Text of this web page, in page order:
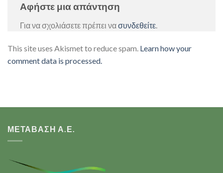
Αφήστε μια απάντηση
Για να σχολιάσετε πρέπει νασυνδεθείτε.
This site uses Akismet to reduce spam. Learn how your
comment data is processed.
ΜΕΤΑΒΑΣΗ Α.Ε.